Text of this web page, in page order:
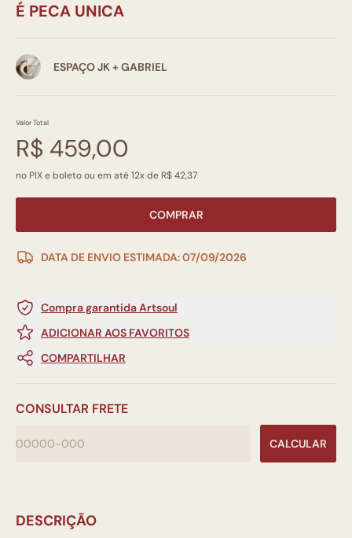
É PECA UNICA
ESPAÇO JK + GABRIEL
Valor Total
R$ 459,00
no PIX e boleto ou em até 12x de R$ 42,37
COMPRAR
DATA DE ENVIO ESTIMADA: 07/09/2026
Compra garantida Artsoul
ADICIONAR AOS FAVORITOS
COMPARTILHAR
CONSULTAR FRETE
CALCULAR
DESCRIÇÃO